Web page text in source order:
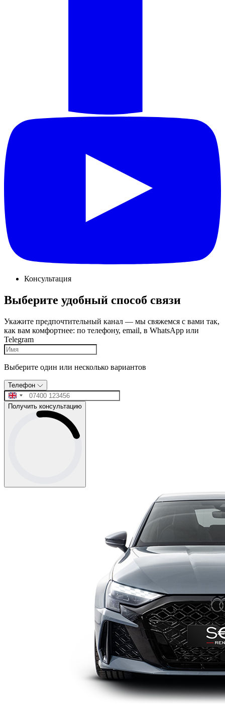
Консультация
Выберите удобный способ связи
Укажите предпочтительный канал — мы свяжемся с вами так,
как вам комфортнее: по телефону, email, в WhatsApp или
Telegram
Выберите один или несколько вариантов
Телефон
Получить консультацию